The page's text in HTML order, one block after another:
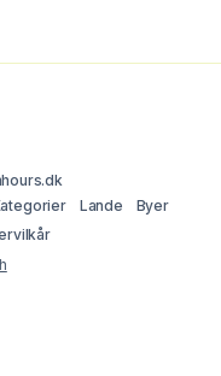
Lande
Byer